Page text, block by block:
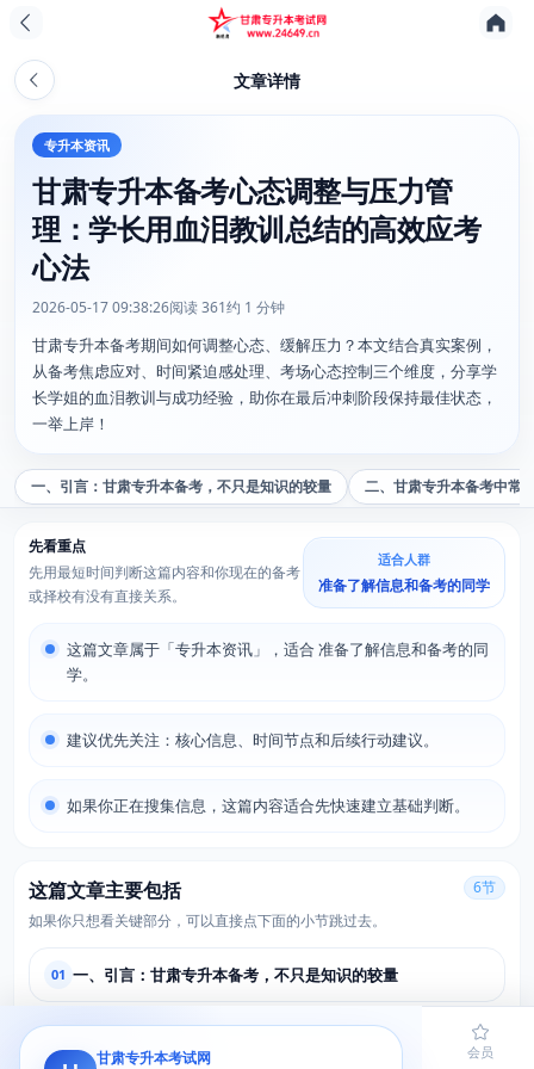
文章详情
专升本资讯
甘肃专升本备考心态调整与压力管
理：学长用血泪教训总结的高效应考
心法
2026-05-17 09:38:26阅读 361约 1 分钟
甘肃专升本备考期间如何调整心态、缓解压力？本文结合真实案例，
从备考焦虑应对、时间紧迫感处理、考场心态控制三个维度，分享学
长学姐的血泪教训与成功经验，助你在最后冲刺阶段保持最佳状态，
一举上岸！
一、引言：甘肃专升本备考，不只是知识的较量 二、甘肃专升本备考中常
先看重点
先用最短时间判断这篇内容和你现在的备考
或择校有没有直接关系。
适合人群
准备了解信息和备考的同学
这篇文章属于「专升本资讯」，适合 准备了解信息和备考的同
学。
建议优先关注：核心信息、时间节点和后续行动建议。
如果你正在搜集信息，这篇内容适合先快速建立基础判断。
这篇文章主要包括
如果你只想看关键部分，可以直接点下面的小节跳过去。
6节
01 一、引言：甘肃专升本备考，不只是知识的较量
甘肃专升本考试网
首页 题库 会员